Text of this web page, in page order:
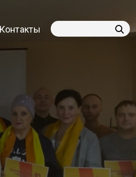
Контакты